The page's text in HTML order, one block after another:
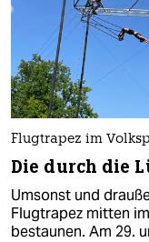
Flugtrapez im
Die durch die
Umsonst und
Flugtrapez mitten
bestaunen. Am 29.